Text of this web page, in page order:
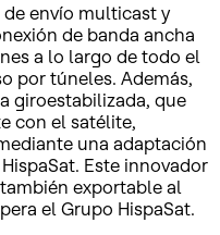
envío multicast y
de banda ancha
a lo largo de todo el
por túneles. Además,
giroestabilizada, que
con el satélite,
una adaptación
Este innovador
exportable al
el Grupo HispaSat.